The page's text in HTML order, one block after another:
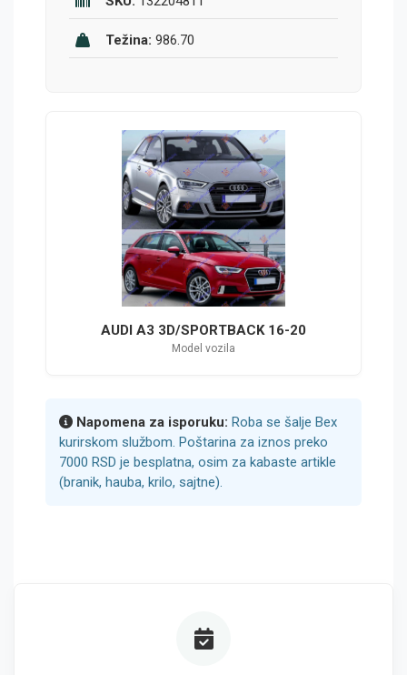
Težina: 986.70
AUDI A3 3D/SPORTBACK 16-20
Model vozila
Napomena za isporuku: Roba se šalje Bex
kurirskom službom. Poštarina za iznos preko
7000 RSD je besplatna, osim za kabaste artikle
(branik, hauba, krilo, sajtne).